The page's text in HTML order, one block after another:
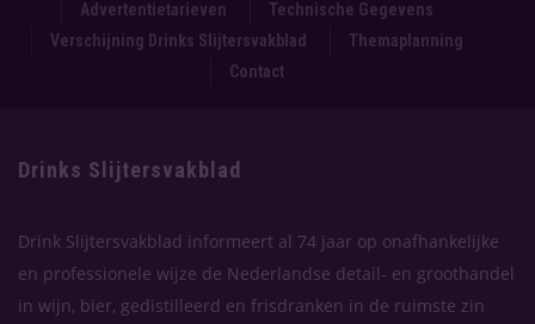
Advertentietarieven
Technische Gegevens
Verschijning Drinks Slijtersvakblad
Themaplanning
Contact
Drinks Slijtersvakblad
Drink Slijtersvakblad informeert al 74 jaar op onafhankelijke
en professionele wijze de Nederlandse detail- en groothandel
in wijn, bier, gedistilleerd en frisdranken in de ruimste zin